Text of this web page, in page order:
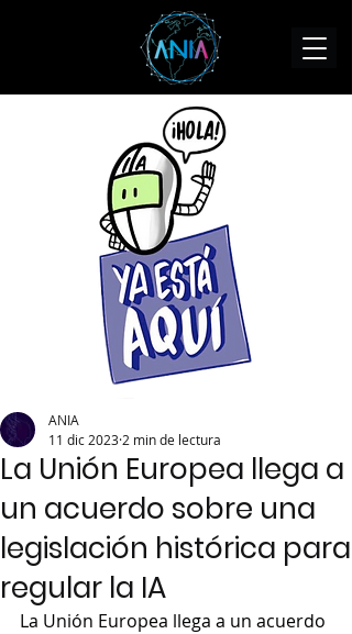
La Unión Europea llega a
un acuerdo sobre una
legislación histórica para
regular la IA
ANIA
11 dic 2023 2 min de lectura
La Unión Europea llega a un acuerdo